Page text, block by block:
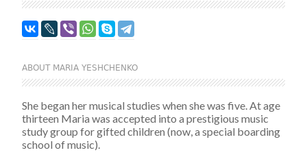
ABOUT MARIA YESHCHENKO
She began her musical studies when she was five. At age
thirteen Maria was accepted into a prestigious music
study group for gifted children (now, a special boarding
school of music).